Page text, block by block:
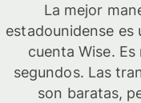
La mejor
estadounidense es
cuenta Wise.
segundos. Las
son baratas,